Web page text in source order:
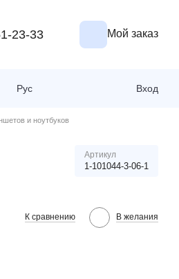
23-33 Мой заказ
Рус Вход
и ноутбуков
Артикул
1-101044-3-06-1
К сравнению В желания